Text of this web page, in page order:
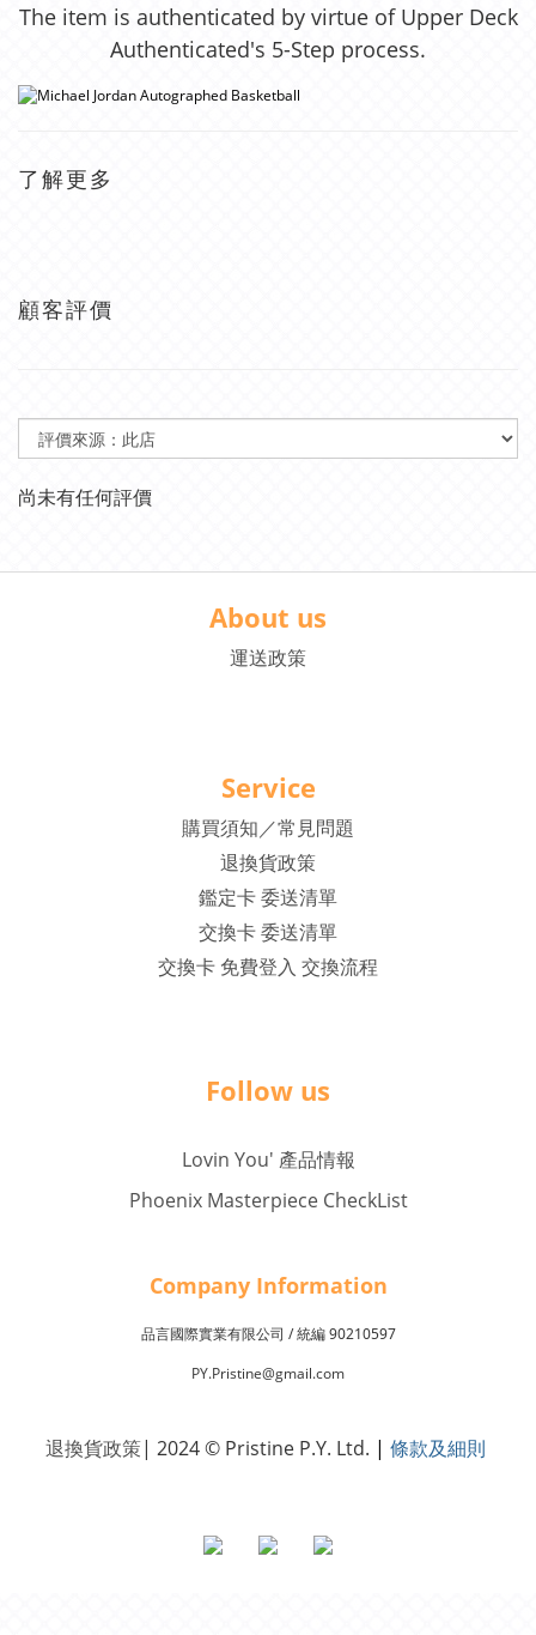
The item is authenticated by virtue of Upper Deck
Authenticated's 5-Step process.
了解更多
顧客評價
尚未有任何評價
About us
運送政策
Service
購買須知／常見問題
退換貨政策
鑑定卡 委送清單
交換卡 委送清單
交換卡 免費登入 交換流程
Follow us
Lovin You' 產品情報
Phoenix Masterpiece CheckList
Company Information
品言國際實業有限公司 /統編90210597
PY.Pristine@gmail.com
退換貨政策| 2024 © Pristine P.Y. Ltd. | 條款及細則